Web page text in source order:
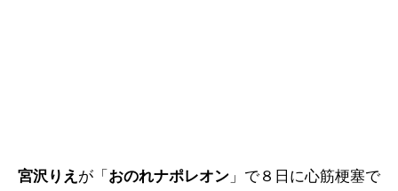
宮沢りえ が「 おのれナポレオン 」で８日に心筋梗塞で